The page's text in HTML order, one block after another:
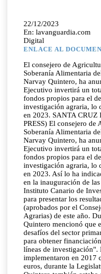
22/12/2023
En: lavanguardia.com
Digital
ENLACE AL
El consejero de
Soberanía Alimentaria
Narvay Quintero, ha
Ejecutivo invertirá un
fondos propios para el
investigación agraria, lo
en 2023. SANTA CRUZ
PRESS) El consejero de
Soberanía Alimentaria
Narvay Quintero, ha
Ejecutivo invertirá un
fondos propios para el
investigación agraria, lo
en 2023. Así lo ha
en la inauguración de
Instituto Canario de
para presentar los
(aprobados por el
Agrarias) de este año.
Quintero mencionó que
desafíos del sector
para obtener
líneas de investigación".
implementaron en 2017
euros, durante la